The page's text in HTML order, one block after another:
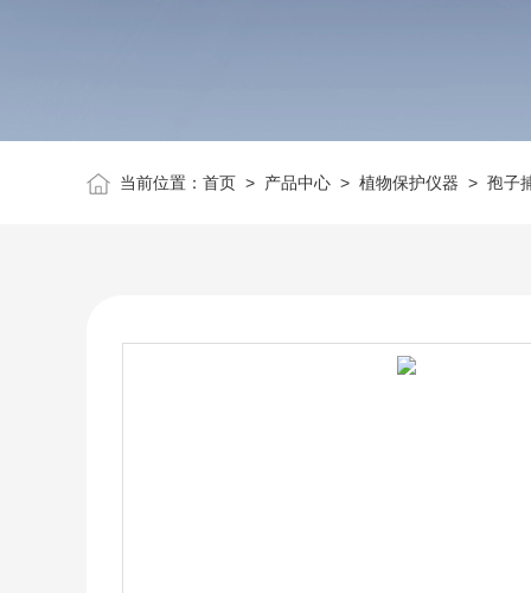
当前位置： 首页> 产品中心> 植物保护仪器 > 孢子